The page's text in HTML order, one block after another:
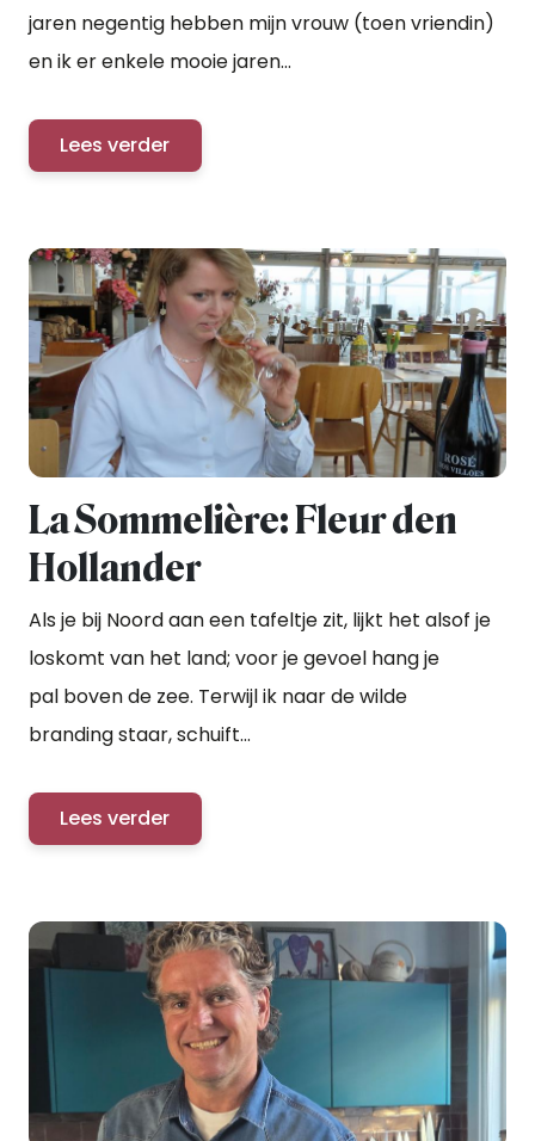
jaren negentig hebben mijn vrouw (toen vriendin)
en ik er enkele mooie jaren...
Lees verder
La Sommelière: Fleur den
Hollander
Als je bij Noord aan een tafeltje zit, lijkt het alsof je
loskomt van het land; voor je gevoel hang je
pal boven de zee. Terwijl ik naar de wilde
branding staar, schuift...
Lees verder